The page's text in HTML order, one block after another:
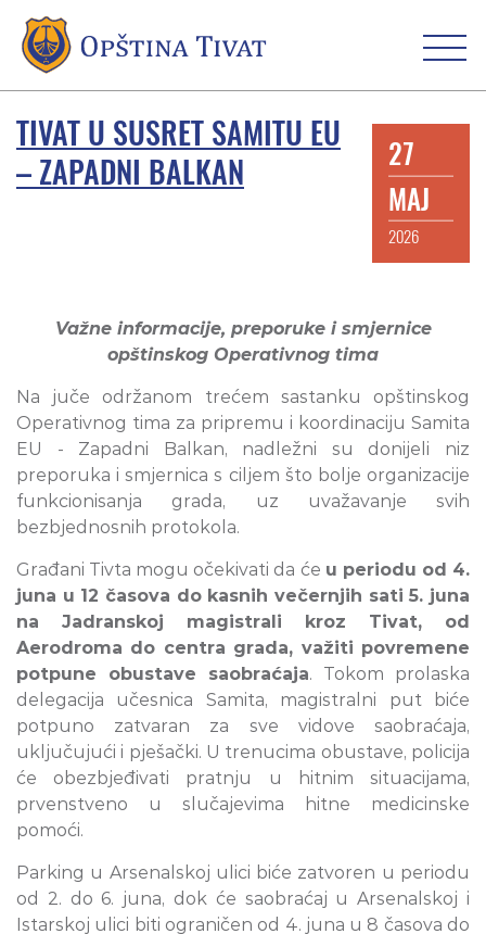
TIVAT U SUSRET SAMITU EU
– ZAPADNI BALKAN
27
MAJ
2026
Važne informacije, preporuke i smjernice
opštinskog Operativnog tima
Na juče održanom trećem sastanku opštinskog
Operativnog tima za pripremu i koordinaciju Samita
EU - Zapadni Balkan, nadležni su donijeli niz
preporuka i smjernica s ciljem što bolje organizacije
funkcionisanja grada, uz uvažavanje svih
bezbjednosnih protokola.
Građani Tivta mogu očekivati da će u periodu od 4.
juna u 12 časova do kasnih večernjih sati 5. juna
na Jadranskoj magistrali kroz Tivat, od
Aerodroma do centra grada, važiti povremene
potpune obustave saobraćaja. Tokom prolaska
delegacija učesnica Samita, magistralni put biće
potpuno zatvaran za sve vidove saobraćaja,
uključujući i pješački. U trenucima obustave, policija
će obezbjeđivati pratnju u hitnim situacijama,
prvenstveno u slučajevima hitne medicinske
pomoći.
Parking u Arsenalskoj ulici biće zatvoren u periodu
od 2. do 6. juna, dok će saobraćaj u Arsenalskoj i
Istarskoj ulici biti ograničen od 4. juna u 8 časova do